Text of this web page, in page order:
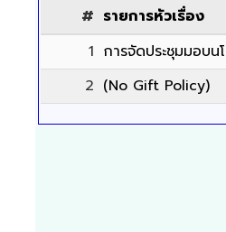
# รายการหัวเรื่อง
1 การจัดประชุมมอบ
2 (No Gift Policy)